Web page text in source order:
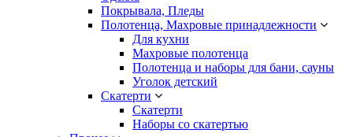
Покрывала, Пледы
Полотенца, Махровые принадлежности
Для кухни
Махровые полотенца
Полотенца и наборы для бани, сауны
Уголок детский
Скатерти
Скатерти
Наборы со скатертью